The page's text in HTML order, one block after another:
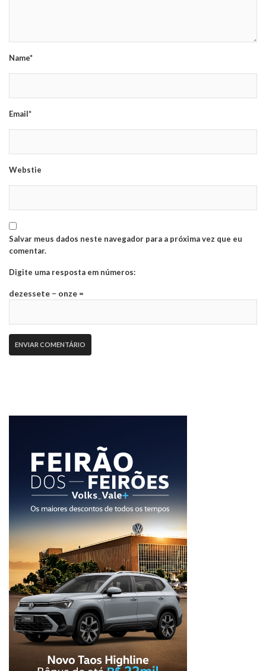
Name*
Email*
Webstie
Salvar meus dados neste navegador para a próxima vez que eu
comentar.
Digite uma resposta em números:
dezessete − onze =